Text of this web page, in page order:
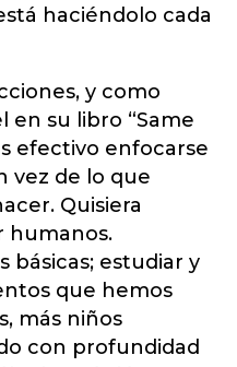
haciéndolo cada
y como
en su libro “Same
efectivo enfocarse
vez de lo que
Quisiera
humanos.
básicas; estudiar y
que hemos
más niños
con profundidad